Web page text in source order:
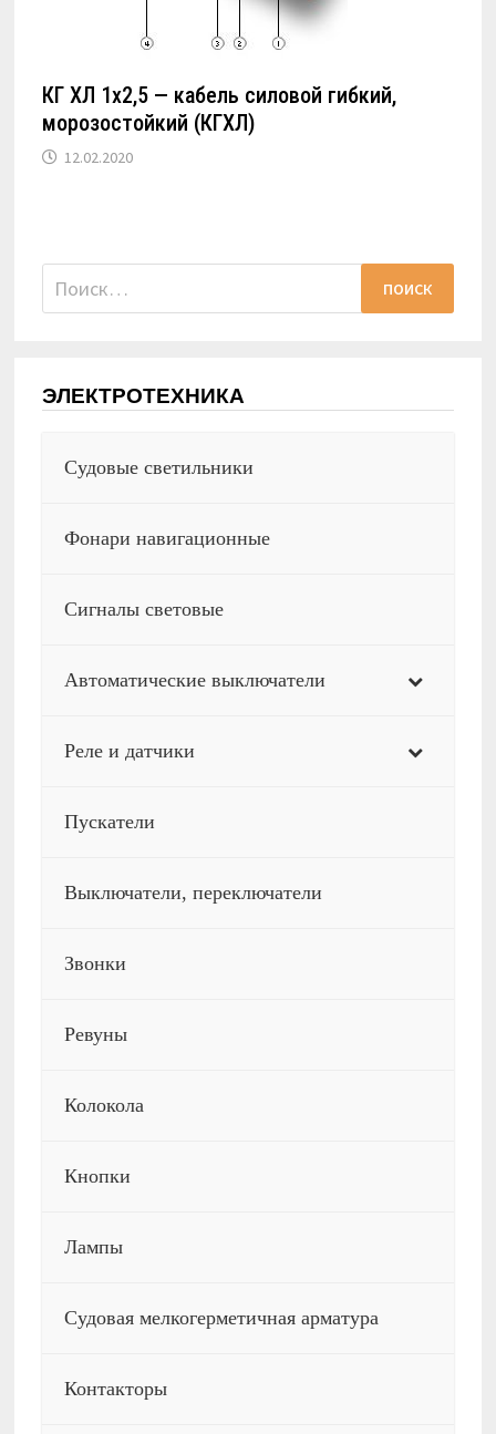
КГ ХЛ 1х2,5 — кабель силовой гибкий,
морозостойкий (КГХЛ)
12.02.2020
Найти:
ЭЛЕКТРОТЕХНИКА
Судовые светильники
Фонари навигационные
Сигналы световые
Автоматические выключатели
Реле и датчики
Пускатели
Выключатели, переключатели
Звонки
Ревуны
Колокола
Кнопки
Лампы
Судовая мелкогерметичная арматура
Контакторы